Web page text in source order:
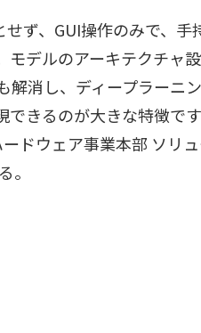
せず、GUI操作のみで、手
デルのアーキテクチャ
消し、ディープラーニ
きるのが大きな特徴で
ドウェア事業本部 ソリ
。